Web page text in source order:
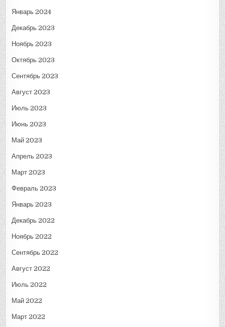
Январь 2024
Декабрь 2023
Ноябрь 2023
Октябрь 2023
Сентябрь 2023
Август 2023
Июль 2023
Июнь 2023
Май 2023
Апрель 2023
Март 2023
Февраль 2023
Январь 2023
Декабрь 2022
Ноябрь 2022
Сентябрь 2022
Август 2022
Июль 2022
Май 2022
Март 2022